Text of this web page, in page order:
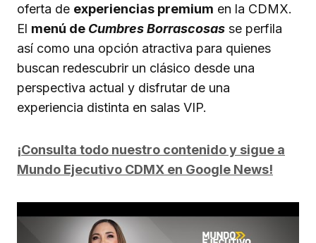
oferta de experiencias premium en la CDMX.
El menú de Cumbres Borrascosas se perfila
así como una opción atractiva para quienes
buscan redescubrir un clásico desde una
perspectiva actual y disfrutar de una
experiencia distinta en salas VIP.
¡Consulta todo nuestro contenido y sigue a
Mundo Ejecutivo CDMX en Google News!